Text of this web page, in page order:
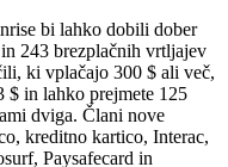
bi lahko dobili dober
243 brezplačnih vrtljajev
ki vplačajo 300 $ ali več,
$ in lahko prejmete 125
dviga. Člani nove
kreditno kartico, Interac,
Paysafecard in